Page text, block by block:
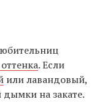
. Если
или лавандовый,
дымки на закате.